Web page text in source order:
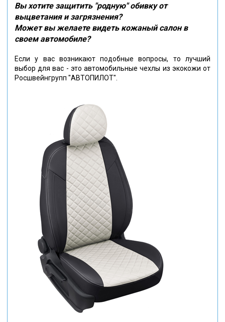
Вы хотите защитить "родную" обивку от
выцветания и загрязнения?
Может вы желаете видеть кожаный салон в
своем автомобиле?
Если у вас возникают подобные вопросы, то лучший
выбор для вас - это автомобильные чехлы из экокожи от
Росшвейнгрупп "АВТОПИЛОТ".